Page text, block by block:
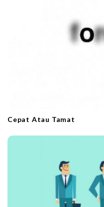
Cepat Atau Tamat